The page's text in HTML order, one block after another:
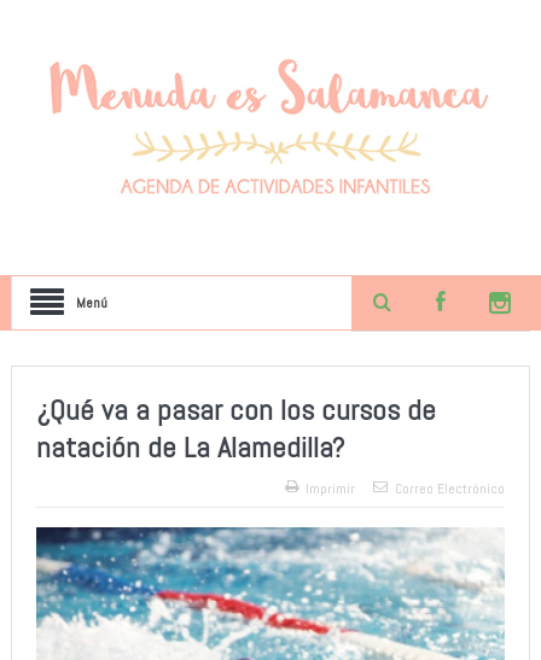
Menú
¿Qué va a pasar con los cursos de
natación de La Alamedilla?
Imprimir Correo Electrónico